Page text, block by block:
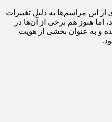
از این مراسم‌ها به دلیل تغییرات
اما هنوز هم برخی از آن‌ها در
و به عنوان بخشی از هویت